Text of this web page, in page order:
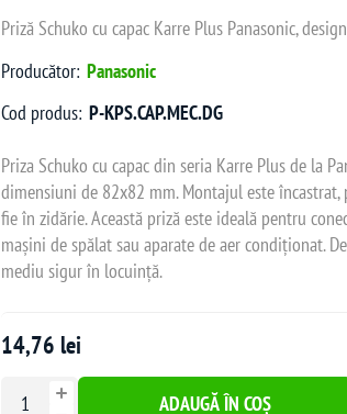
Priză Schuko cu capac Karre Plus Panasonic,
Producător: Panasonic
Cod produs: P-KPS.CAP.MEC.DG
Priza Schuko cu capac din seria Karre Plus de la
dimensiuni de 82x82 mm. Montajul este
fie în zidărie. Această priză este ideală pentru
mașini de spălat sau aparate de aer condiționat.
mediu sigur în locuință.
14,76 lei
ADAUGĂ ÎN COȘ